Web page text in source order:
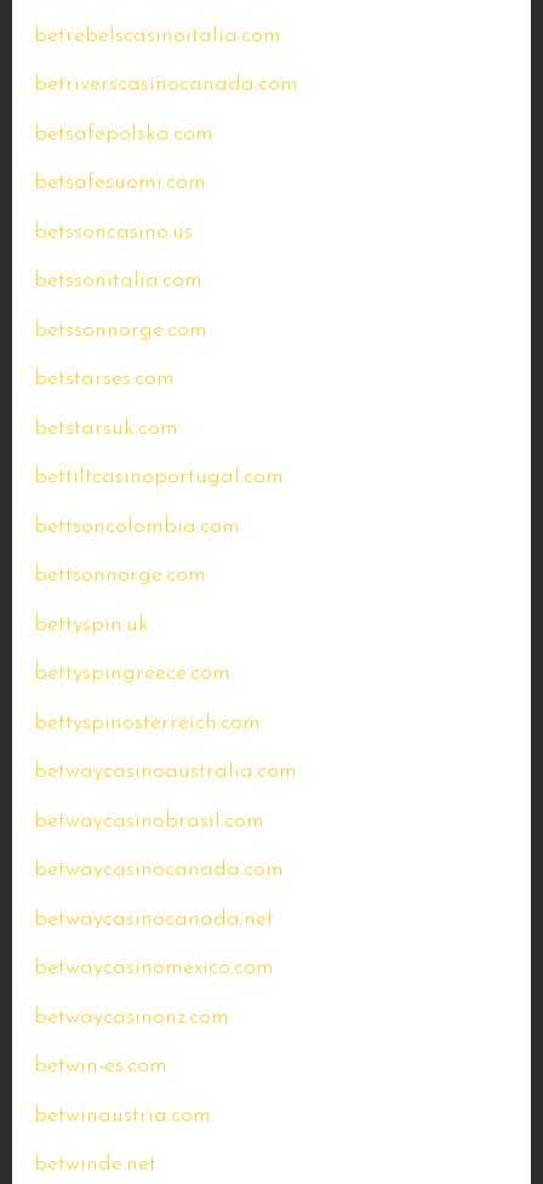
betrebelscasinoitalia.com
betriverscasinocanada.com
betsafepolska.com
betsafesuomi.com
betssoncasino.us
betssonitalia.com
betssonnorge.com
betstarses.com
betstarsuk.com
bettiltcasinoportugal.com
bettsoncolombia.com
bettsonnorge.com
bettyspin.uk
bettyspingreece.com
bettyspinosterreich.com
betwaycasinoaustralia.com
betwaycasinobrasil.com
betwaycasinocanada.com
betwaycasinocanada.net
betwaycasinomexico.com
betwaycasinonz.com
betwin-es.com
betwinaustria.com
betwinde.net